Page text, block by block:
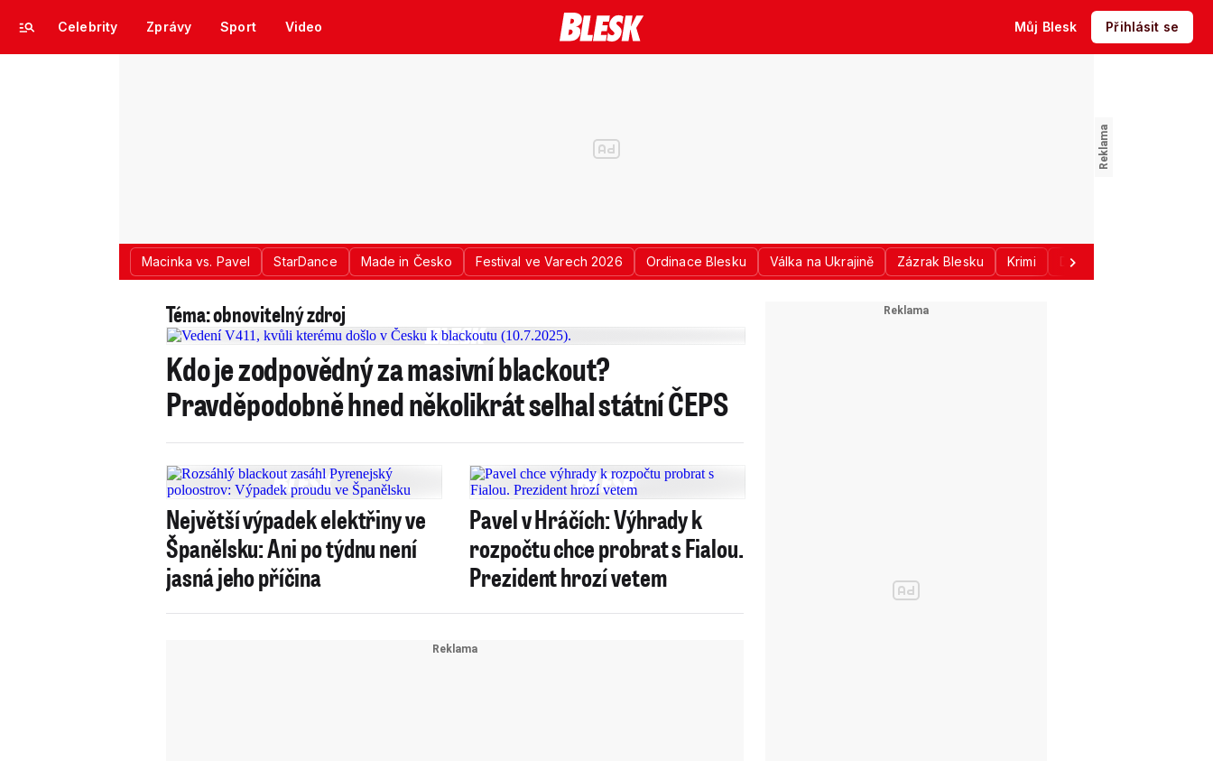
Celebrity Zprávy Sport Video Můj Blesk Přihlásit se
Macinka vs. Pavel StarDance Made in Česko Festival ve Varech 2026 Ordinace Blesku Válka na Ukrajině Zázrak Blesku Krimi Donald Trump
Téma: obnovitelný zdroj
Kdo je zodpovědný za masivní blackout?
Pravděpodobně hned několikrát selhal státní ČEPS
Největší výpadek elektřiny ve
Španělsku: Ani po týdnu není
jasná jeho příčina
Pavel v Hráčích: Výhrady k
rozpočtu chce probrat s Fialou.
Prezident hrozí vetem